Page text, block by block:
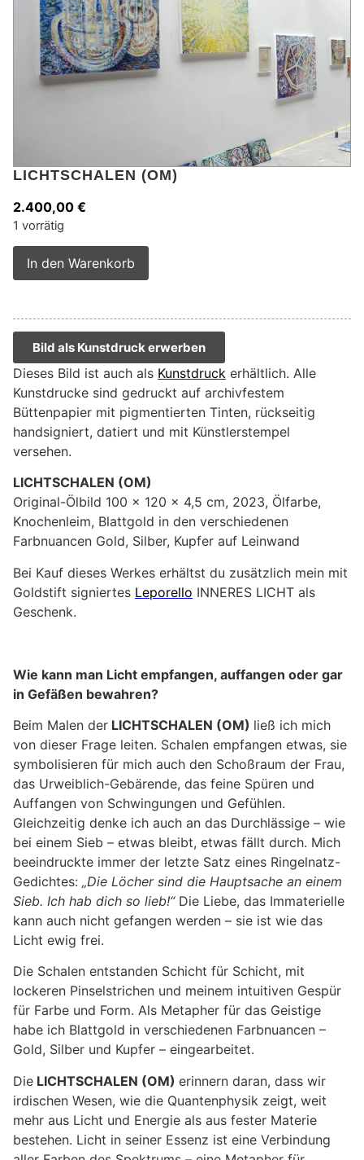
LICHTSCHALEN (OM)
2.400,00 €
1 vorrätig
In den Warenkorb
Bild als Kunstdruck erwerben
Dieses Bild ist auch als Kunstdruck erhältlich. Alle
Kunstdrucke sind gedruckt auf archivfestem
Büttenpapier mit pigmentierten Tinten, rückseitig
handsigniert, datiert und mit Künstlerstempel
versehen.
LICHTSCHALEN (OM)
Original-Ölbild 100 x 120 x 4,5 cm, 2023, Ölfarbe,
Knochenleim, Blattgold in den verschiedenen
Farbnuancen Gold, Silber, Kupfer auf Leinwand
Bei Kauf dieses Werkes erhältst du zusätzlich mein mit
Goldstift signiertes Leporello INNERES LICHT als
Geschenk.
Wie kann man Licht empfangen, auffangen oder gar
in Gefäßen bewahren?
Beim Malen der LICHTSCHALEN (OM) ließ ich mich
von dieser Frage leiten. Schalen empfangen etwas, sie
symbolisieren für mich auch den Schoßraum der Frau,
das Urweiblich-Gebärende, das feine Spüren und
Auffangen von Schwingungen und Gefühlen.
Gleichzeitig denke ich auch an das Durchlässige – wie
bei einem Sieb – etwas bleibt, etwas fällt durch. Mich
beeindruckte immer der letzte Satz eines Ringelnatz-
Gedichtes: „Die Löcher sind die Hauptsache an einem
Sieb. Ich hab dich so lieb!“Die Liebe, das Immaterielle
kann auch nicht gefangen werden – sie ist wie das
Licht ewig frei.
Die Schalen entstanden Schicht für Schicht, mit
lockeren Pinselstrichen und meinem intuitiven Gespür
für Farbe und Form. Als Metapher für das Geistige
habe ich Blattgold in verschiedenen Farbnuancen –
Gold, Silber und Kupfer – eingearbeitet.
Die LICHTSCHALEN (OM) erinnern daran, dass wir
irdischen Wesen, wie die Quantenphysik zeigt, weit
mehr aus Licht und Energie als aus fester Materie
bestehen. Licht in seiner Essenz ist eine Verbindung